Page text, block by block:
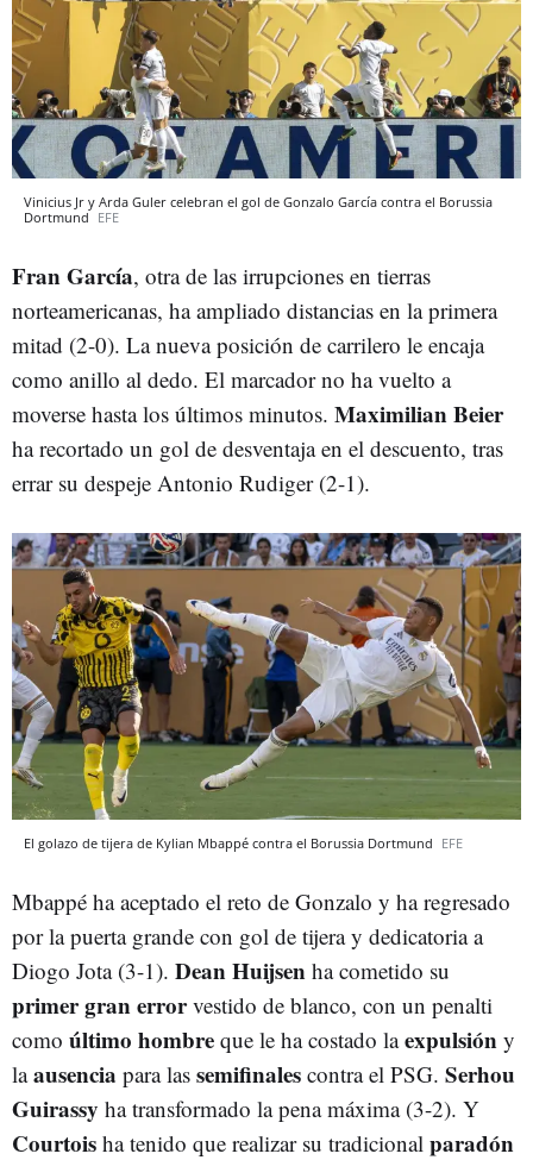
Vinicius Jr y Arda Guler celebran el gol de Gonzalo García contra el Borussia
Dortmund EFE
Fran García, otra de las irrupciones en tierras
norteamericanas, ha ampliado distancias en la primera
mitad (2-0). La nueva posición de carrilero le encaja
como anillo al dedo. El marcador no ha vuelto a
moverse hasta los últimos minutos. Maximilian Beier
ha recortado un gol de desventaja en el descuento, tras
errar su despeje Antonio Rudiger (2-1).
El golazo de tijera de Kylian Mbappé contra el Borussia Dortmund EFE
Mbappé ha aceptado el reto de Gonzalo y ha regresado
por la puerta grande con gol de tijera y dedicatoria a
Diogo Jota (3-1). Dean Huijsen ha cometido su
primer gran errorvestido de blanco, con un penalti
como último hombre que le ha costado laexpulsión y
laausencia para las semifinales contra el PSG. Serhou
Guirassy ha transformado la pena máxima (3-2). Y
Courtois ha tenido que realizar su tradicional paradón